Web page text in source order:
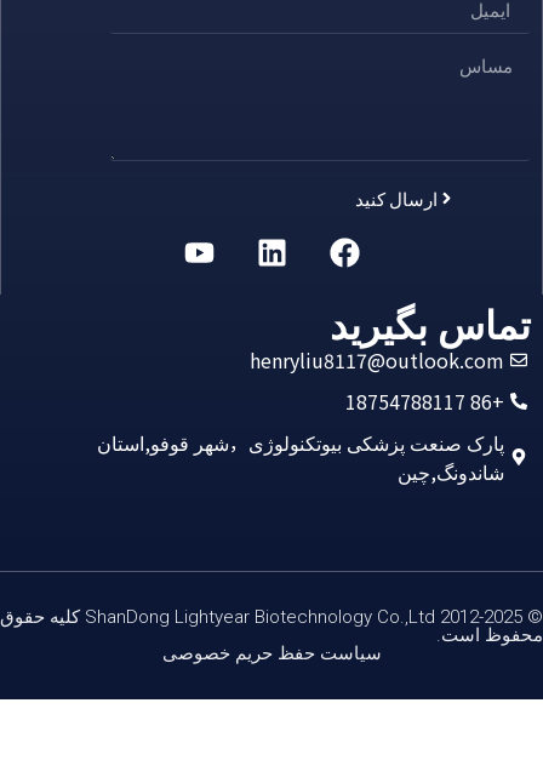
ارسال کنید
بگیرید
henryliu8117@outlook.com
+86 18754788117
پارک صنعت پزشکی بیوتکنولوژی，شهر قوفو,استان
شاندونگ,چین
© 2012-2025 ShanDong Lightyear Biotechnology Co.,Ltd کلیه حقوق
است.
سیاست حفظ حریم خصوصی